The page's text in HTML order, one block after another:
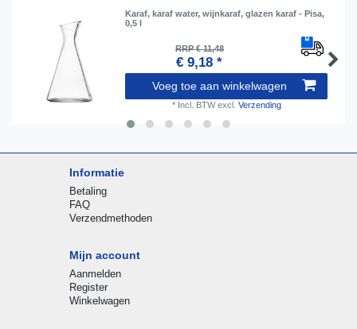
Karaf, karaf water, wijnkaraf, glazen karaf - Pisa,
0,5 l
RRP € 11,48
€ 9,18 *
Voeg toe aan winkelwagen
* Incl. BTWexcl. Verzending
Informatie
Betaling
FAQ
Verzendmethoden
Mijn account
Aanmelden
Register
Winkelwagen